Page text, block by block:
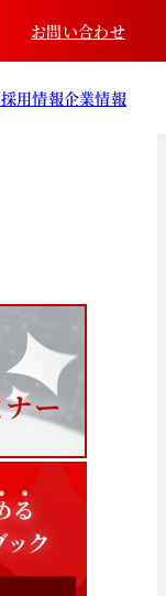
お問い合わせ
採用情報企業情報